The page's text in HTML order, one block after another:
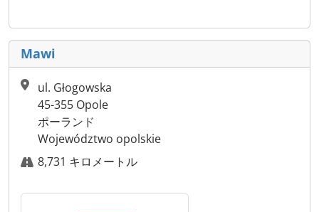
Mawi
ul. Głogowska
45-355 Opole
ポーランド
Województwo opolskie
8,731 キロメートル